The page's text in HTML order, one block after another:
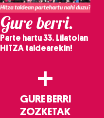
Gure berri.
Parte hartu 33. Lilatoian
HITZA taldearekin!
+
GURE BERRI
ZOZKETAK